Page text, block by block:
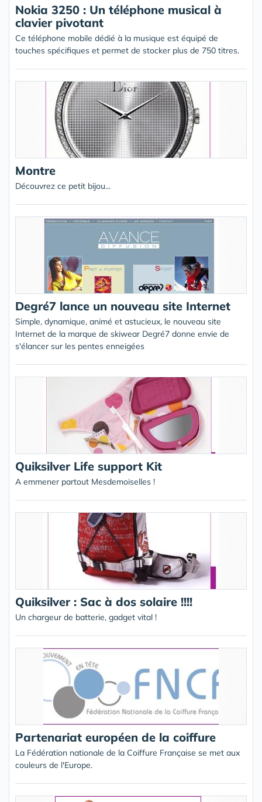
Nokia 3250 : Un téléphone musical à
clavier pivotant
Ce téléphone mobile dédié à la musique est équipé de
touches spécifiques et permet de stocker plus de 750 titres.
Montre
Découvrez ce petit bijou...
Degré7 lance un nouveau site Internet
Simple, dynamique, animé et astucieux, le nouveau site
Internet de la marque de skiwear Degré7 donne envie de
s'élancer sur les pentes enneigées
Quiksilver Life support Kit
A emmener partout Mesdemoiselles !
Quiksilver : Sac à dos solaire !!!!
Un chargeur de batterie, gadget vital !
Partenariat européen de la coiffure
La Fédération nationale de la Coiffure Française se met aux
couleurs de l'Europe.